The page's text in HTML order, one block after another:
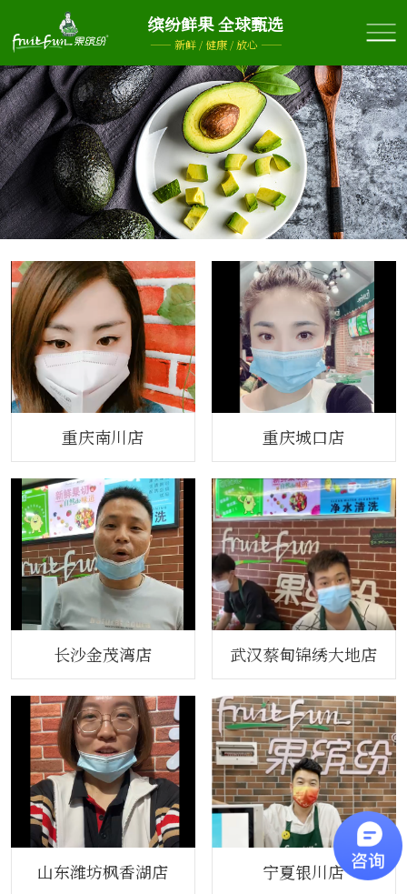
缤纷鲜果 全球甄选
—— 新鲜 / 健康 / 放心 ——
重庆南川店 重庆城口店
长沙金茂湾店 武汉蔡甸锦绣大地店
山东潍坊枫香湖店 宁夏银川店